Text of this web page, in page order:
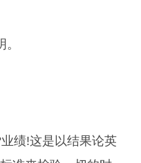
绩!这是以结果论英